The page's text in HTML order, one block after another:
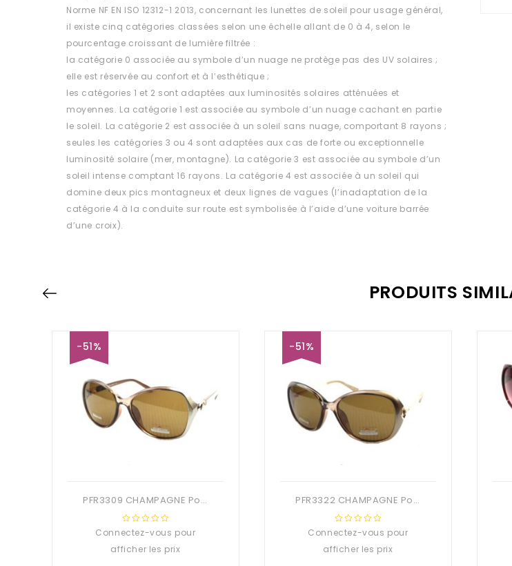
Norme NF EN ISO 12312-1 2013, concernant les lunettes de soleil pour usage général,
il existe cinq catégories classées selon une échelle allant de 0 à 4, selon le
pourcentage croissant de lumière filtrée :
la catégorie 0 associée au symbole d’un nuage ne protège pas des UV solaires ;
elle est réservée au confort et à l’esthétique ;
les catégories 1 et 2 sont adaptées aux luminosités solaires atténuées et
moyennes. La catégorie 1 est associée au symbole d’un nuage cachant en partie
le soleil. La catégorie 2 est associée à un soleil sans nuage, comportant 8 rayons ;
seules les catégories 3 ou 4 sont adaptées aux cas de forte ou exceptionnelle
luminosité solaire (mer, montagne). La catégorie 3 est associée au symbole d’un
soleil intense comptant 16 rayons. La catégorie 4 est associée à un soleil qui
domine deux pics montagneux et deux lignes de vagues (l’inadaptation de la
catégorie 4 à la conduite sur route est symbolisée à l’aide d’une voiture barrée
d’une croix).
PRODUITS
-51%
PFR3309 CHAMPAGNE Polarisé 59 – 17 – 143
0
Connectez-vous pour
afficher les prix
-51%
PFR3322 CHAMPAGNE Polarisé 58 – 18 – 132
0
Connectez-vous pour
afficher les prix